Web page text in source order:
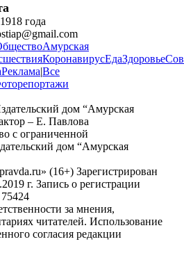
года
Амурская
КоронавирусЕдаЗдоровье
Реклама|Все
дом “Амурская
– Е. Павлова
с ограниченной
дом “Амурская
(16+) Зарегистрирован
г. Запись о регистрации
за мнения,
читателей. Использование
согласия редакции